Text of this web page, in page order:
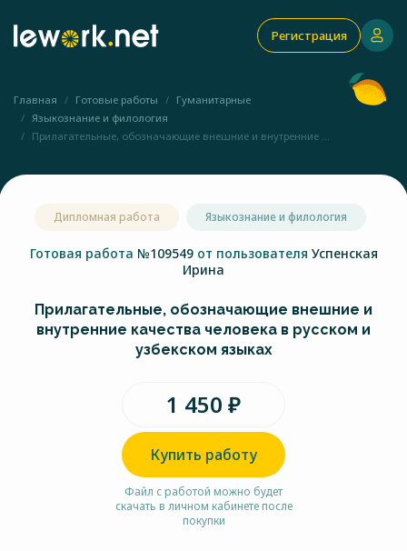
Регистрация
Главная Готовые работы
Гуманитарные
Языкознание и филология
Прилагательные, обозначающие внешние и внутренние ...
Дипломная работа Языкознание и филология
Готовая работа №109549 от пользователя Успенская
Ирина
Прилагательные, обозначающие внешние и
внутренние качества человека в русском и
узбекском языках
1 450 ₽
Купить работу
Файл с работой можно будет
скачать в личном кабинете после
покупки